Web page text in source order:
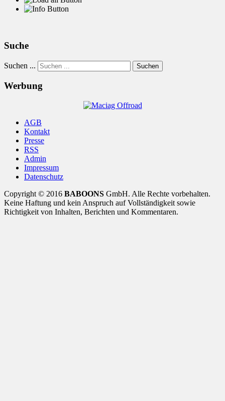
Suche
Suchen ... Suchen
Werbung
AGB
Kontakt
Presse
RSS
Admin
Impressum
Datenschutz
Copyright © 2016 BABOONS GmbH. Alle Rechte vorbehalten.
Keine Haftung und kein Anspruch auf Vollständigkeit sowie
Richtigkeit von Inhalten, Berichten und Kommentaren.